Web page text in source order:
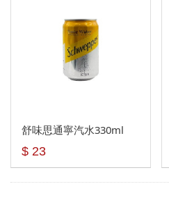
舒味思通寧汽水330ml
$ 23